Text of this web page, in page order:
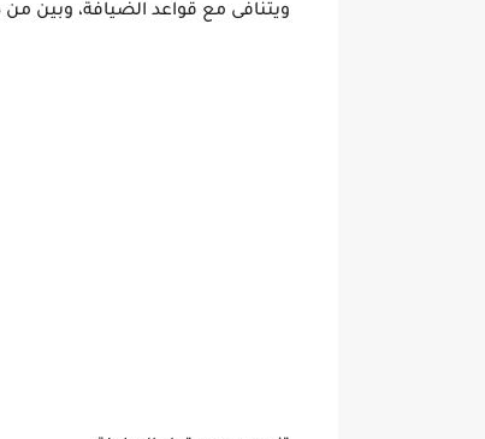
ويتنافى مع قواعد الضيافة، وبين